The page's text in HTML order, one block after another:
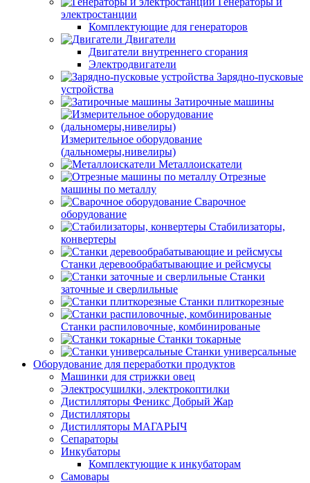
электростанции
Комплектующие для генераторов
Двигатели
Двигатели внутреннего сгорания
Электродвигатели
Зарядно-пусковые
устройства
Затирочные машины
Измерительное оборудование
(дальномеры,нивелиры)
Металлоискатели
Отрезные
машины по металлу
Сварочное
оборудование
Стабилизаторы,
конвертеры
Станки деревообрабатывающие и рейсмусы
Станки
заточные и сверлильные
Станки плиткорезные
Станки распиловочные, комбинированые
Станки токарные
Станки универсальные
Оборудование для переработки продуктов
Машинки для стрижки овец
Электросушилки, электрокоптилки
Дистилляторы Феникс Добрый Жар
Дистилляторы
Дистилляторы МАГАРЫЧ
Сепараторы
Инкубаторы
Комплектующие к инкубаторам
Самовары